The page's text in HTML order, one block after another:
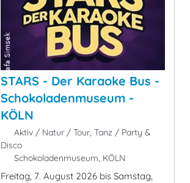
STARS - Der Karaoke Bus -
Schokoladenmuseum -
KÖLN
Aktiv / Natur / Tour, Tanz / Party &
Disco
Schokoladenmuseum, KÖLN
Freitag, 7. August 2026 bis Samstag,